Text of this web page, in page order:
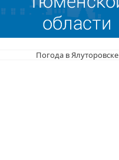
Погода в Ялуторовске